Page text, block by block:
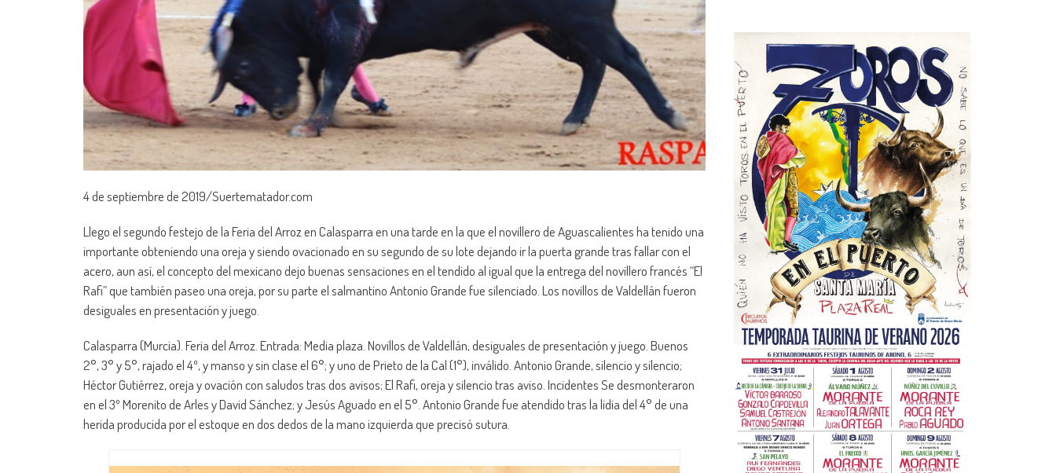
4 de septiembre de 2019/Suertematador.com
Llego el segundo festejo de la Feria del Arroz en Calasparra en una tarde en la que el novillero de Aguascalientes ha tenido una
importante obteniendo una oreja y siendo ovacionado en su segundo de su lote dejando ir la puerta grande tras fallar con el
acero, aun así, el concepto del mexicano dejo buenas sensaciones en el tendido al igual que la entrega del novillero francés “El
Rafi” que también paseo una oreja, por su parte el salmantino Antonio Grande fue silenciado. Los novillos de Valdellán fueron
desiguales en presentación y juego.
Calasparra (Murcia). Feria del Arroz. Entrada: Media plaza. Novillos de Valdellán, desiguales de presentación y juego. Buenos
2°, 3° y 5°, rajado el 4º, y manso y sin clase el 6°; y uno de Prieto de la Cal (1°), inválido. Antonio Grande, silencio y silencio;
Héctor Gutiérrez, oreja y ovación con saludos tras dos avisos; El Rafi, oreja y silencio tras aviso. Incidentes Se desmonteraron
en el 3º Morenito de Arles y David Sánchez; y Jesús Aguado en el 5°. Antonio Grande fue atendido tras la lidia del 4° de una
herida producida por el estoque en dos dedos de la mano izquierda que precisó sutura.